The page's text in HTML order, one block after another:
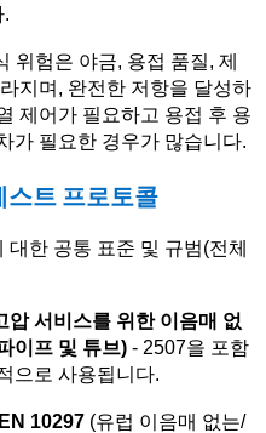
위험은 야금, 용접 품질, 제
지며, 완전한 저항을 달성하
제어가 필요하고 용접 후 용
가 필요한 경우가 많습니다.
스트 프로토콜
한 공통 표준 및 규범(전체
서비스를 위한 이음매 없
이프 및 튜브) - 2507을 포함
으로 사용됩니다.
10297 (유럽 이음매 없는/